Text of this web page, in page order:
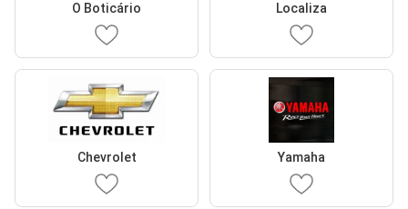
O Boticário Localiza
Chevrolet Yamaha